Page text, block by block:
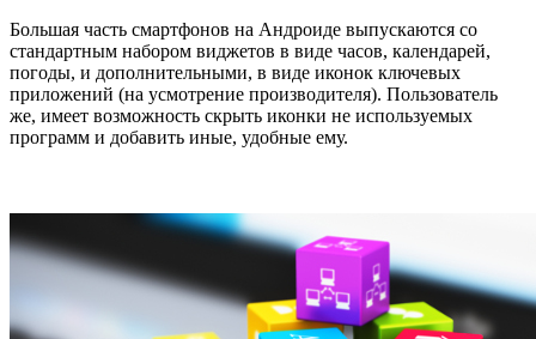
Большая часть смартфонов на Андроиде выпускаются со
стандартным набором виджетов в виде часов, календарей,
погоды, и дополнительными, в виде иконок ключевых
приложений (на усмотрение производителя). Пользователь
же, имеет возможность скрыть иконки не используемых
программ и добавить иные, удобные ему.